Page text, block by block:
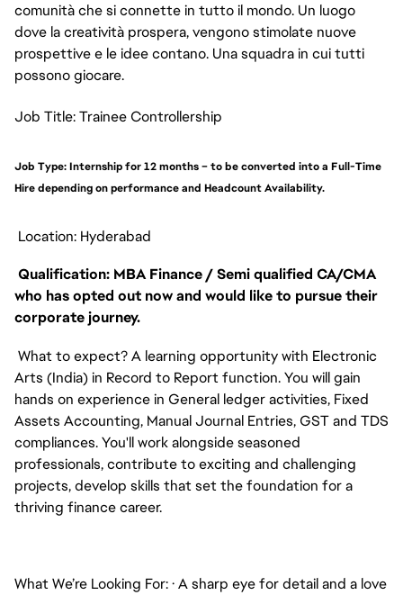
comunità che si connette in tutto il mondo. Un luogo
dove la creatività prospera, vengono stimolate nuove
prospettive e le idee contano. Una squadra in cui tutti
possono giocare.
Job Title: Trainee Controllership
Job Type: Internship for 12 months – to be converted into a Full-Time
Hire depending on performance and Headcount Availability.
Location: Hyderabad
Qualification: MBA Finance / Semi qualified CA/CMA
who has opted out now and would like to pursue their
corporate journey.
What to expect? A learning opportunity with Electronic
Arts (India) in Record to Report function. You will gain
hands on experience in General ledger activities, Fixed
Assets Accounting, Manual Journal Entries, GST and TDS
compliances. You'll work alongside seasoned
professionals, contribute to exciting and challenging
projects, develop skills that set the foundation for a
thriving finance career.
What We’re Looking For:·A sharp eye for detail and a love